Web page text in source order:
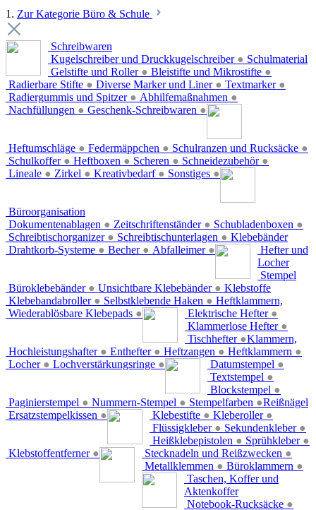
1. Zur Kategorie Büro & Schule
Schreibwaren
Kugelschreiber und Druckkugelschreiber ●
Gelstifte und Roller ● Bleistifte und Mikrostifte ●
Radierbare Stifte ● Diverse Marker und Liner ● Textmarker ●
Radiergummis und Spitzer ● Abhilfemaßnahmen ●
Nachfüllungen ● Geschenk-Schreibwaren ●
Schulmaterial
Heftumschläge ● Federmäppchen ● Schulranzen und Rucksäcke ●
Schulkoffer ● Heftboxen ● Scheren ● Schneidezubehör ●
Lineale ● Zirkel ● Kreativbedarf ● Sonstiges ●
Büroorganisation
Dokumentenablagen ● Zeitschriftenständer ● Schubladenboxen ●
Schreibtischorganizer ● Schreibtischunterlagen ●
Drahtkorb-Systeme ● Becher ● Abfalleimer ●
Klebebänder
Büroklebebänder ● Unsichtbare Klebebänder ●
Klebebandabroller ● Selbstklebende Haken ●
Wiederablösbare Klebepads ●
Hefter und
Locher
Elektrische Hefter ●
Klammerlose Hefter ●
Tischhefter ●
Hochleistungshafter ● Enthefter ● Heftzangen ● Heftklammern ●
Locher ● Lochverstärkungsringe ●
Stempel
Datumstempel ●
Textstempel ●
Blockstempel ●
Paginierstempel ● Nummern-Stempel ● Stempelfarben ●
Ersatzstempelkissen ●
Klebstoffe
Klebestifte ● Kleberoller ●
Flüssigkleber ● Sekundenkleber ●
Heißklebepistolen ● Sprühkleber ●
Klebstoffentferner ●
Heftklammern,
Klammern,
Reißnägel
Stecknadeln und Reißzwecken ●
Metallklemmen ● Büroklammern ●
Taschen, Koffer und
Aktenkoffer
Notebook-Rucksäcke ●